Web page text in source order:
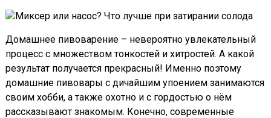
Домашнее пивоварение – невероятно увлекательный
процесс с множеством тонкостей и хитростей. А какой
результат получается прекрасный! Именно поэтому
домашние пивовары с дичайшим упоением занимаются
своим хобби, а также охотно и с гордостью о нём
рассказывают знакомым. Конечно, современные